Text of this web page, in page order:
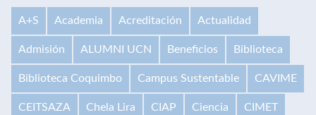
A+S Academia Acreditación Actualidad
Admisión ALUMNI UCN Beneficios Biblioteca
Biblioteca Coquimbo Campus Sustentable CAVIME
CEITSAZA Chela Lira CIAP Ciencia CIMET